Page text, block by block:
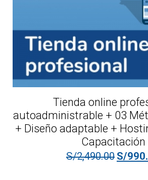
Tienda online
autoadministrable + 03
+ Diseño adaptable +
Capacitación
S/2,490.00 El
S/